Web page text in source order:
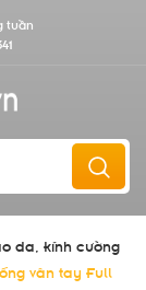
tuần
da, kính cường
vân tay Full